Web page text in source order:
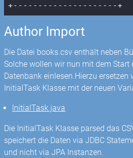
+---------------------+
Author Import
Die Datei books.csv enthält neben
Solche wollen wir nun mit dem
Datenbank einlesen.Hierzu ersetzen
InitialTask Klasse mit der neuen
InitialTask.java
Die InitialTask Klasse parsed das
speichert die Daten via JDBC
und nicht via JPA Instanzen.